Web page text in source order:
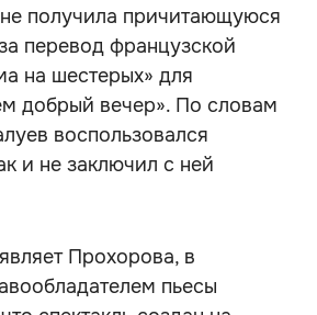
получила причитающуюся
перевод французской
на шестерых» для
добрый вечер». По словам
воспользовался
и не заключил с ней
Прохорова, в
пьесы